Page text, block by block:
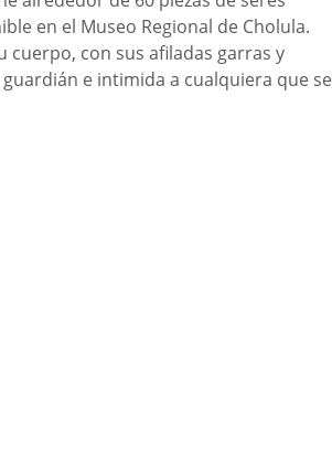
en el Museo Regional de Cholula.
cuerpo, con sus afiladas garras y
e intimida a cualquiera que se